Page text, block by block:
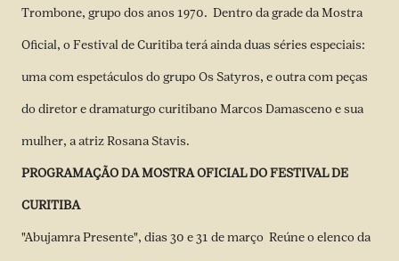
Trombone, grupo dos anos 1970. Dentro da grade da Mostra
Oficial, o Festival de Curitiba terá ainda duas séries especiais:
uma com espetáculos do grupo Os Satyros, e outra com peças
do diretor e dramaturgo curitibano Marcos Damasceno e sua
mulher, a atriz Rosana Stavis.
PROGRAMAÇÃO DA MOSTRA OFICIAL DO FESTIVAL DE
CURITIBA
"Abujamra Presente", dias 30 e 31 de março Reúne o elenco da